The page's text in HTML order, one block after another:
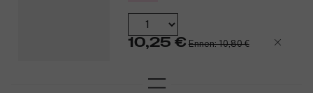
10,25 € Ennen: 10,80 €